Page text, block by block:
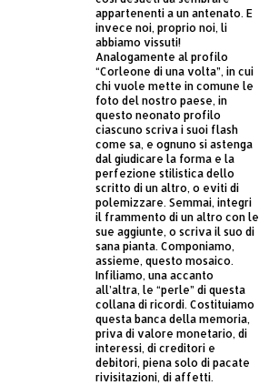
appartenenti a un antenato. E
invece noi, proprio noi, li
abbiamo vissuti!
Analogamente al profilo
“Corleone di una volta”, in cui
chi vuole mette in comune le
foto del nostro paese, in
questo neonato profilo
ciascuno scriva i suoi flash
come sa, e ognuno si astenga
dal giudicare la forma e la
perfezione stilistica dello
scritto di un altro, o eviti di
polemizzare. Semmai, integri
il frammento di un altro con le
sue aggiunte, o scriva il suo di
sana pianta. Componiamo,
assieme, questo mosaico.
Infiliamo, una accanto
all’altra, le “perle” di questa
collana di ricordi. Costituiamo
questa banca della memoria,
priva di valore monetario, di
interessi, di creditori e
debitori, piena solo di pacate
rivisitazioni, di affetti.